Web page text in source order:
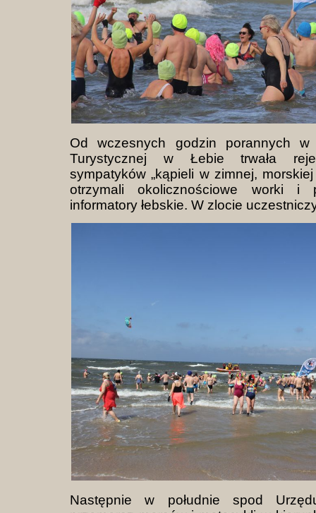
Od wczesnych godzin porannych w
Turystycznej w Łebie trwała
sympatyków „kąpieli w zimnej,
otrzymali okolicznościowe worki i
informatory łebskie. W zlocie
Następnie w południe spod